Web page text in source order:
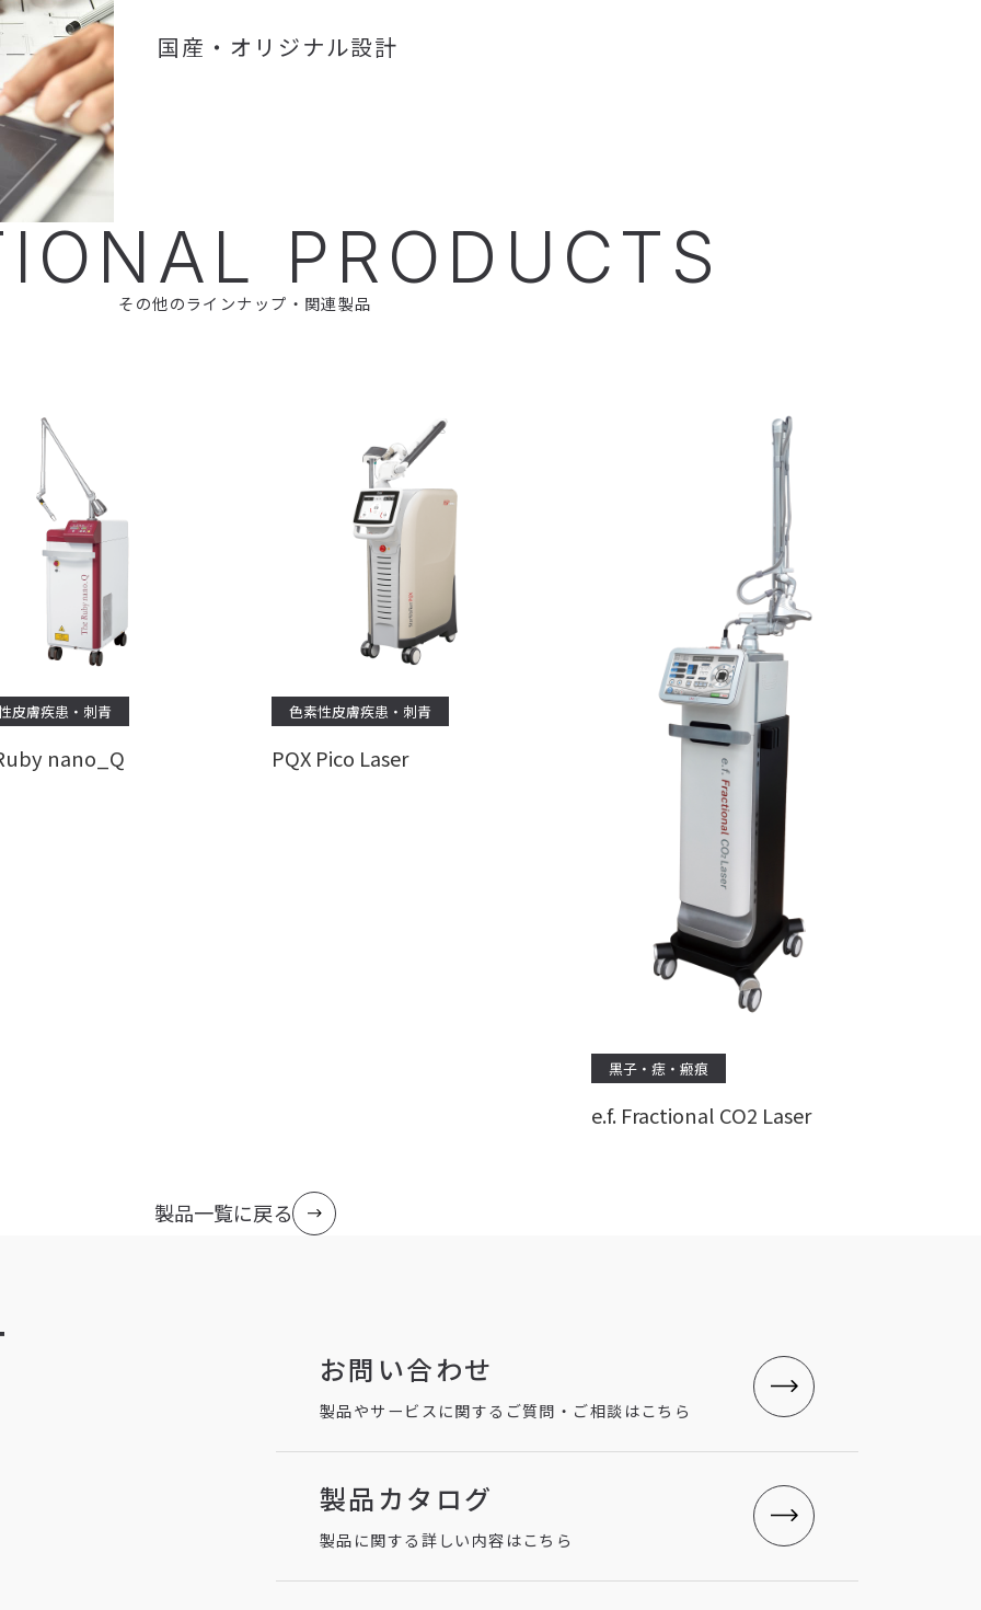
国産・オリジナル設計
PRODUCTS
その他のラインナップ・関連製品
皮膚疾患・刺青
nano_Q
色素性皮膚疾患・刺青
PQX Pico Laser
黒子・痣・瘢痕
e.f. Fractional CO2 Laser
製品一覧に戻る
お問い合わせ
製品やサービスに関するご質問・ご相談はこちら
製品カタログ
製品に関する詳しい内容はこちら